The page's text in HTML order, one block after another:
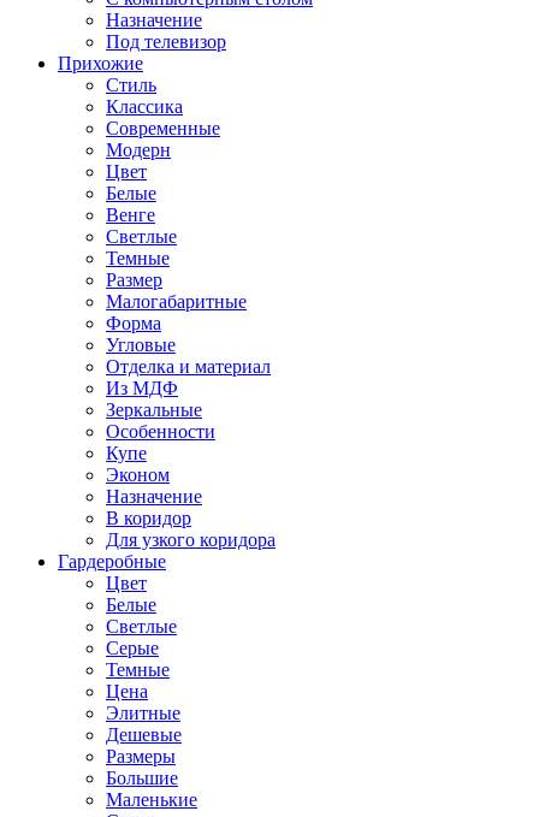
Назначение
Под телевизор
Прихожие
Стиль
Классика
Современные
Модерн
Цвет
Белые
Венге
Светлые
Темные
Размер
Малогабаритные
Форма
Угловые
Отделка и материал
Из МДФ
Зеркальные
Особенности
Купе
Эконом
Назначение
В коридор
Для узкого коридора
Гардеробные
Цвет
Белые
Светлые
Серые
Темные
Цена
Элитные
Дешевые
Размеры
Большие
Маленькие